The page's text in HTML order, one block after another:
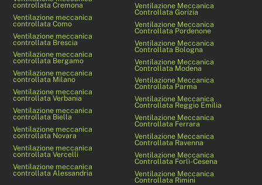
controllata Cremona
Ventilazione meccanica
controllata Como
Ventilazione meccanica
controllata Brescia
Ventilazione meccanica
controllata Bergamo
Ventilazione meccanica
controllata Milano
Ventilazione meccanica
controllata Verbania
Ventilazione meccanica
controllata Biella
Ventilazione meccanica
controllata Novara
Ventilazione meccanica
controllata Vercelli
Ventilazione meccanica
controllata Alessandria
Ventilazione Meccanica
Controllata Gorizia
Ventilazione Meccanica
Controllata Pordenone
Ventilazione Meccanica
Controllata Bologna
Ventilazione Meccanica
Controllata Modena
Ventilazione Meccanica
Controllata Parma
Ventilazione Meccanica
Controllata Reggio Emilia
Ventilazione Meccanica
Controllata Ferrara
Ventilazione Meccanica
Controllata Ravenna
Ventilazione Meccanica
Controllata Forlì-Cesena
Ventilazione Meccanica
Controllata Rimini